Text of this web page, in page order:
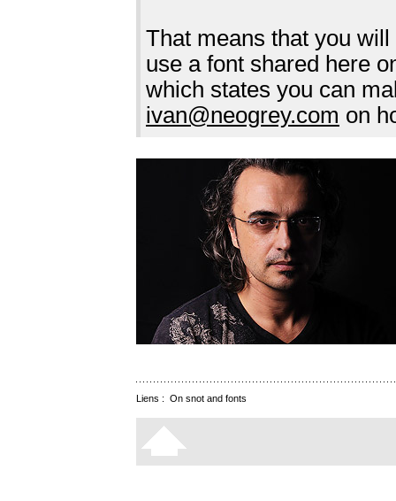
That means that you
use a font shared here
which states you can
ivan@neogrey.com on
Liens : On snot and fonts